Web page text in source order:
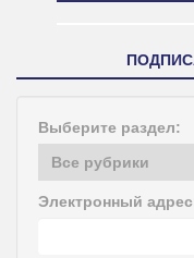
Выберите раздел:
Электронный